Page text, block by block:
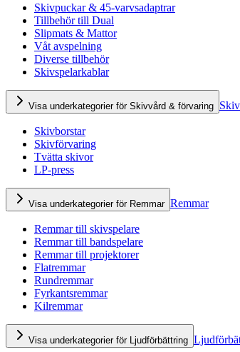
Skivpuckar & 45-varvsadaptrar
Tillbehör till Dual
Slipmats & Mattor
Våt avspelning
Diverse tillbehör
Skivspelarkablar
Visa underkategorier för Skivvård & förvaring
Skivborstar
Skivförvaring
Tvätta skivor
LP-press
Visa underkategorier för Remmar Remmar
Remmar till skivspelare
Remmar till bandspelare
Remmar till projektorer
Flatremmar
Rundremmar
Fyrkantsremmar
Kilremmar
Visa underkategorier för Ljudförbättring